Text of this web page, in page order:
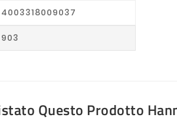
4003318009037
903
Questo Prodotto